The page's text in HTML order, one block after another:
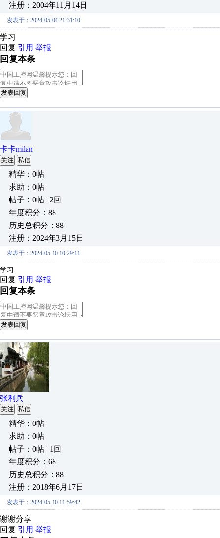
注册：2004年11月14日
发表于：2024-05-04 21:31:10
学习
回复 引用 举报
回复本条
发表回复
卡卡milan
关注 私信
精华：0帖
求助：0帖
帖子：0帖 | 2回
年度积分：88
历史总积分：88
注册：2024年3月15日
发表于：2024-05-10 10:29:11
学习
回复 引用 举报
回复本条
发表回复
张利兵
关注 私信
精华：0帖
求助：0帖
帖子：0帖 | 1回
年度积分：68
历史总积分：88
注册：2018年6月17日
发表于：2024-05-10 11:59:42
谢谢分享
回复 引用 举报